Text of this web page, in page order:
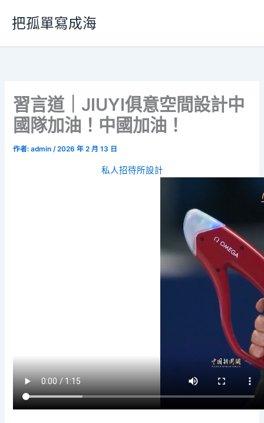
要
把孤單寫成海
習言道｜JIUYI俱意空間設計中
國隊加油！中國加油！
作者:admin/2026 年 2 月 13 日
私人招待所設計